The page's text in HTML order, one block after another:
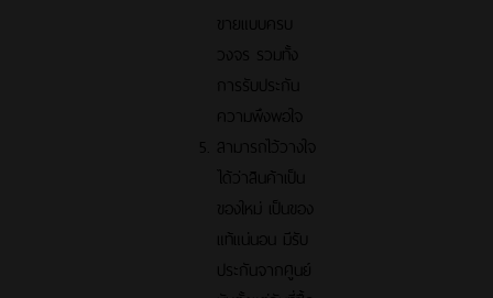
ขายแบบครบ
วงจร รวมทั้ง
การรับประกัน
ความพึงพอใจ
สามารถไว้วางใจ
ได้ว่าสินค้าเป็น
ของใหม่ เป็นของ
แท้แน่นอน มีรับ
ประกันจากศูนย์